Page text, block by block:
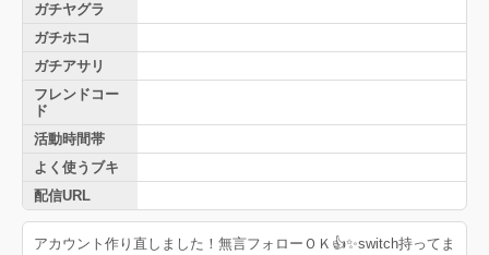
ガチヤグラ
ガチホコ
ガチアサリ
フレンドコー
ド
活動時間帯
よく使うブキ
配信URL
アカウント作り直しました！無言フォローＯＫ👍✨switch持ってま